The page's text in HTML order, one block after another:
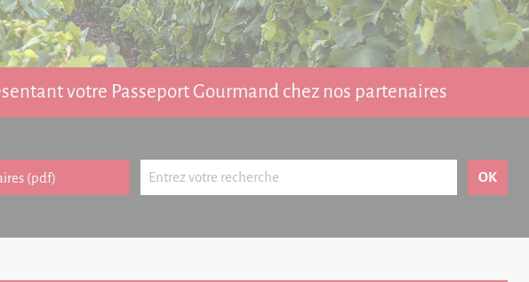
votre Passeport Gourmand chez nos partenaires
(pdf)